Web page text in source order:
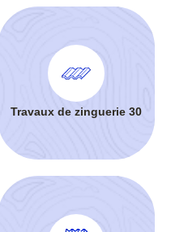
Travaux de zinguerie 30